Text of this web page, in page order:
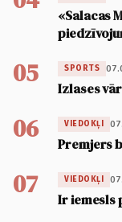
«Salacas
05 SPORTS
Izlases
06 VIEDOKĻI
Premjers
07 VIEDOKĻI
Ir iemesls